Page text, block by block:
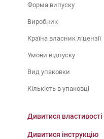
Форма випуску
Виробник
Країна власник ліцензії
Умови відпуску
Вид упаковки
Кількість в упаковці
Дивитися
Дивитися інструкцію